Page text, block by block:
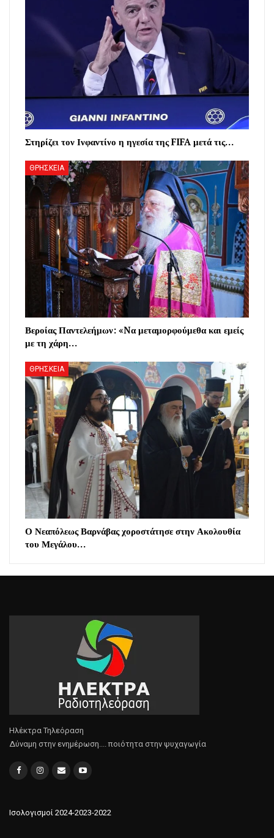
Στηρίζει τον Ινφαντίνο η ηγεσία της FIFA μετά τις…
ΘΡΗΣΚΕΙΑ
Βεροίας Παντελεήμων: «Nα μεταμορφούμεθα και εμείς
με τη χάρη…
ΘΡΗΣΚΕΙΑ
Ο Νεαπόλεως Βαρνάβας χοροστάτησε στην Ακολουθία
του Μεγάλου…
Ηλέκτρα Τηλεόραση
Δύναμη στην ενημέρωση.... ποιότητα στην ψυχαγωγία
Ισολογισμοί 2024-2023-2022